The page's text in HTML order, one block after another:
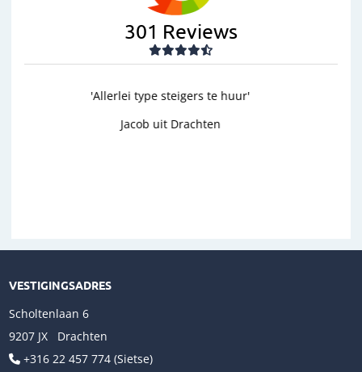
301 Reviews
'goed'
Wim uit Aalten
VESTIGINGSADRES
Scholtenlaan 6
9207 JX Drachten
+316 22 457 774 (Sietse)